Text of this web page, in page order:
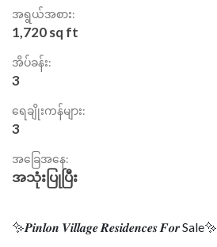
အရွယ်အစား:
1,720 sq ft
အိပ်ခန်း:
3
ရေချိုးကန်များ:
3
အခြေအနေ:
အသုံးပြုပြီး
✨𝑷𝒊𝒏𝒍𝒐𝒏 𝑽𝒊𝒍𝒍𝒂𝒈𝒆 𝑹𝒆𝒔𝒊𝒅𝒆𝒏𝒄𝒆𝒔 𝑭𝒐𝒓 Sale✨